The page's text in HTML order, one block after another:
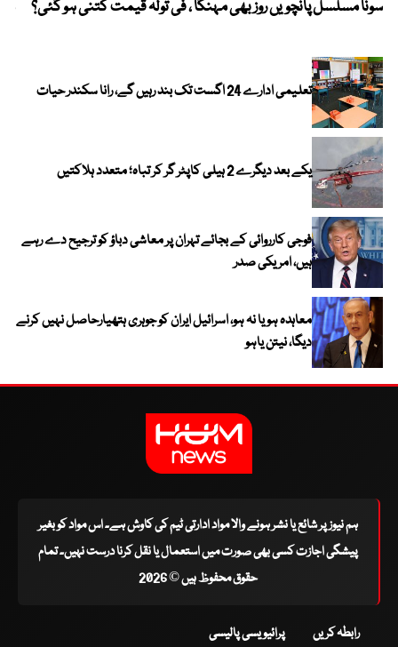
سونا مسلسل پانچویں روز بھی مہنگا ، فی تولہ قیمت کتنی ہو گئی؟
تعلیمی ادارے 24 اگست تک بند رہیں گے، رانا سکندر حیات
یکے بعد دیگرے 2 ہیلی کاپٹر گر کر تباہ؛ متعدد ہلاکتیں
فوجی کارروائی کے بجائے تہران پر معاشی دباؤ کو ترجیح دے رہے
ہیں، امریکی صدر
معاہدہ ہو یا نہ ہو، اسرائیل ایران کو جوہری ہتھیارحاصل نہیں کرنے
دیگا، نیتن یاہو
ہم نیوز پر شائع یا نشر ہونے والا مواد ادارتی ٹیم کی کاوش ہے۔ اس مواد کو بغیر
پیشگی اجازت کسی بھی صورت میں استعمال یا نقل کرنا درست نہیں۔ تمام
حقوق محفوظ ہیں © 2026
رابطہ کریں پرائیویسی پالیسی